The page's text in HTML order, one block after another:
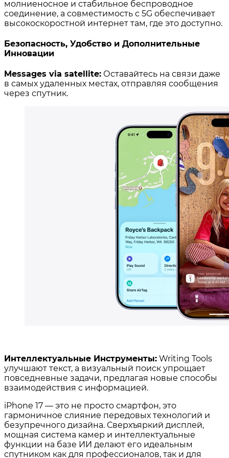
молниеносное и стабильное беспроводное
соединение, а совместимость с 5G обеспечивает
высокоскоростной интернет там, где это доступно.
Безопасность, Удобство и Дополнительные
Инновации
Messages via satellite: Оставайтесь на связи даже
в самых удаленных местах, отправляя сообщения
через спутник.
Интеллектуальные Инструменты: Writing Tools
улучшают текст, а визуальный поиск упрощает
повседневные задачи, предлагая новые способы
взаимодействия с информацией.
iPhone 17 — это не просто смартфон, это
гармоничное слияние передовых технологий и
безупречного дизайна. Сверхъяркий дисплей,
мощная система камер и интеллектуальные
функции на базе ИИ делают его идеальным
спутником как для профессионалов, так и для